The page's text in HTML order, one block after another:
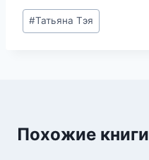
Метки
записи:
#Татьяна Тэя
Похожие книги